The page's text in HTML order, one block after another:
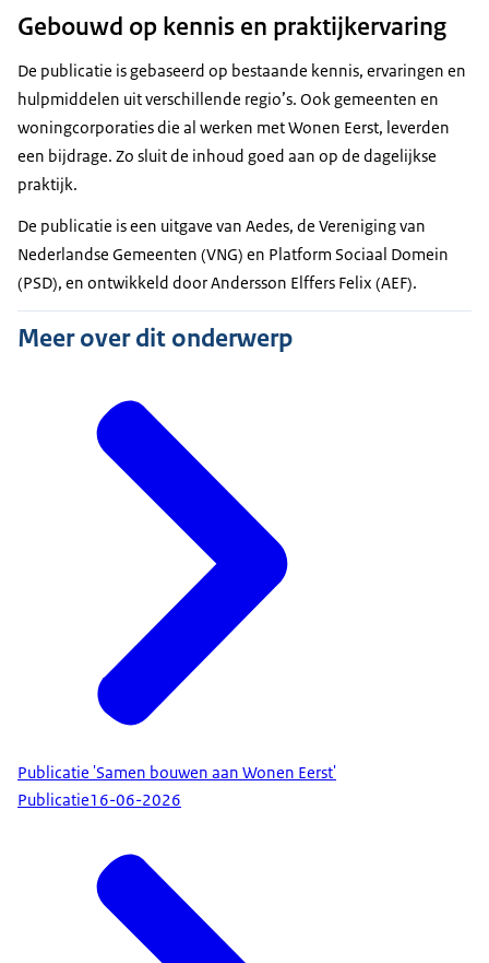
Gebouwd op kennis en praktijkervaring
De publicatie is gebaseerd op bestaande kennis, ervaringen en
hulpmiddelen uit verschillende regio’s. Ook gemeenten en
woningcorporaties die al werken met Wonen Eerst, leverden
een bijdrage. Zo sluit de inhoud goed aan op de dagelijkse
praktijk.
De publicatie is een uitgave van Aedes, de Vereniging van
Nederlandse Gemeenten (VNG) en Platform Sociaal Domein
(PSD), en ontwikkeld door Andersson Elffers Felix (AEF).
Meer over dit onderwerp
Publicatie 'Samen bouwen aan Wonen Eerst'
Publicatie16-06-2026